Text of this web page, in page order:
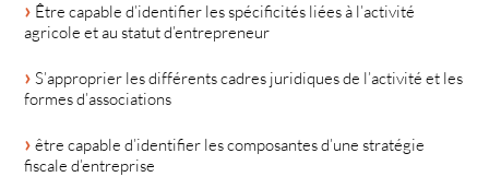
Être capable d’identifier les spécificités liées à l’activité
agricole et au statut d’entrepreneur
S’approprier les différents cadres juridiques de l’activité et les
formes d’associations
être capable d’identifier les composantes d’une stratégie
fiscale d’entreprise